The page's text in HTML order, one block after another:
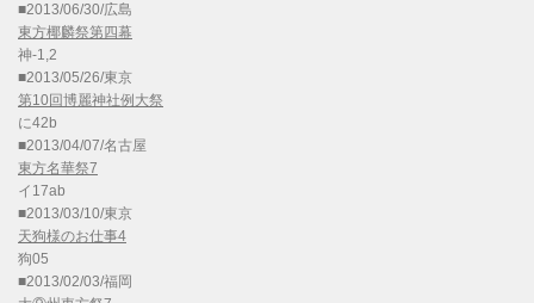
■2013/06/30/広島
東方椰麟祭第四幕
神-1,2
■2013/05/26/東京
第10回博麗神社例大祭
に42b
■2013/04/07/名古屋
東方名華祭7
イ17ab
■2013/03/10/東京
天狗様のお仕事4
狗05
■2013/02/03/福岡